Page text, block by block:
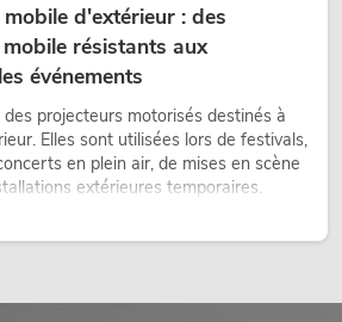
d'extérieur : des
résistants aux
événements
projecteurs motorisés destinés à
Elles sont utilisées lors de festivals,
en plein air, de mises en scène
extérieures temporaires.